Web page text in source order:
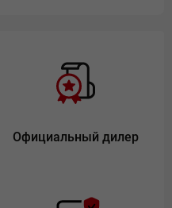
Официальный дилер